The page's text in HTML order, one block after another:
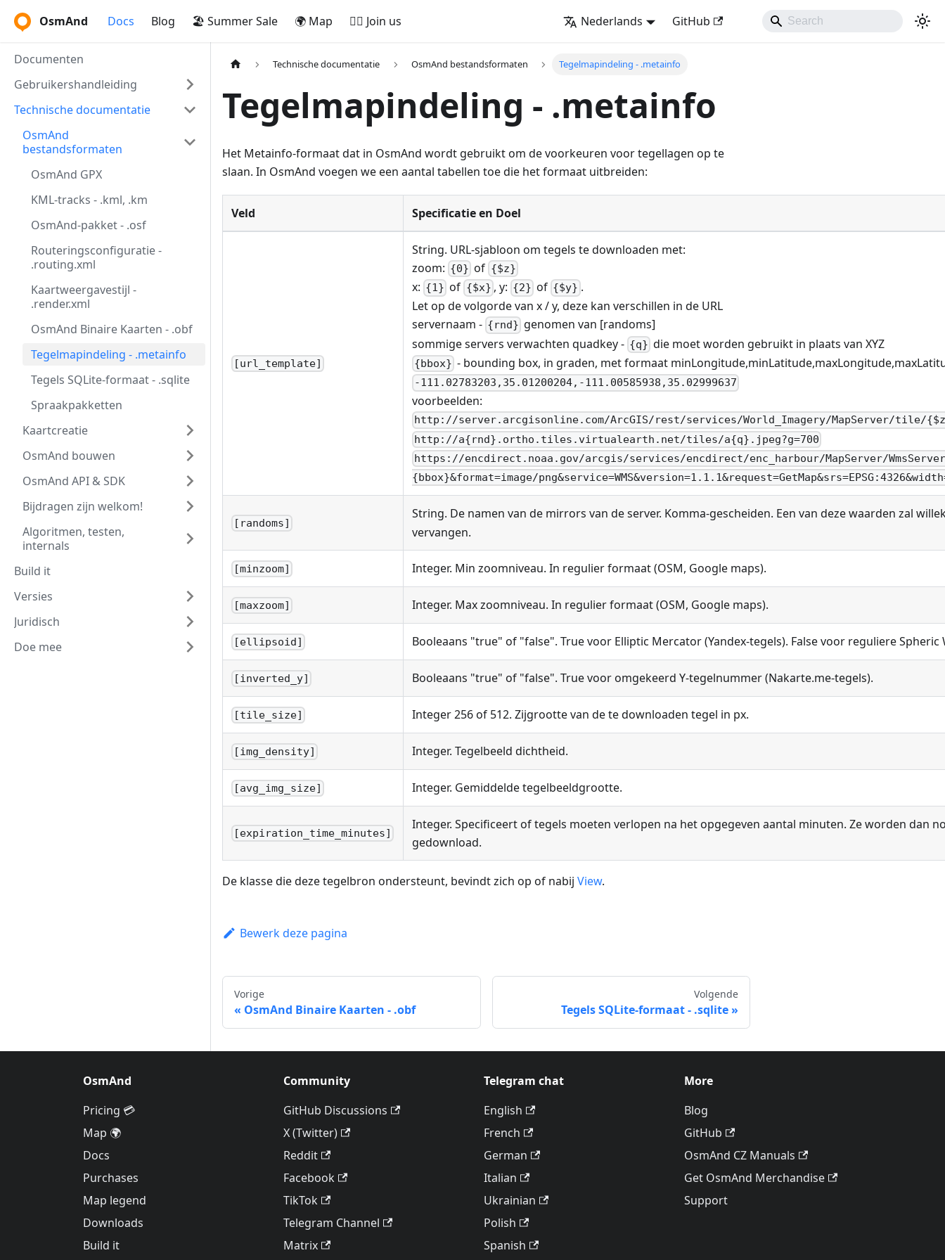
OsmAnd Docs Blog 🏖️ Summer Sale 🌍 Map 🚵‍♂️ Join us Nederlands GitHub
Documenten
Gebruikershandleiding
Technische documentatie
OsmAnd
bestandsformaten
OsmAnd GPX
KML-tracks - .kml, .km
OsmAnd-pakket - .osf
Routeringsconfiguratie -
.routing.xml
Kaartweergavestijl -
.render.xml
OsmAnd Binaire Kaarten - .obf
Tegelmapindeling - .metainfo
Tegels SQLite-formaat - .sqlite
Spraakpakketten
Kaartcreatie
OsmAnd bouwen
OsmAnd API & SDK
Bijdragen zijn welkom!
Algoritmen, testen,
internals
Build it
Versies
Juridisch
Doe mee
Technische documentatie OsmAnd bestandsformaten Tegelmapindeling - .metainfo
Tegelmapindeling - .metainfo
Het Metainfo-formaat dat in OsmAnd wordt gebruikt om de voorkeuren voor tegellagen op te
slaan. In OsmAnd voegen we een aantal tabellen toe die het formaat uitbreiden:
Veld Specificatie en Doel
[url_template]
String. URL-sjabloon om tegels te downloaden met:
zoom: {0} of {$z}
x: {1} of {$x} , y: {2} of {$y} .
Let op de volgorde van x / y, deze kan verschillen in de URL
servernaam - {rnd} genomen van [randoms]
sommige servers verwachten quadkey - {q} die moet worden gebruikt in plaats van XYZ
{bbox} - bounding box, in graden, met formaat
-111.02783203,35.01200204,-111.00585938,35.02999637
voorbeelden:
http://server.arcgisonline.com/ArcGIS/rest/services/World_Imagery/MapServer/tile/
http://a{rnd}.ortho.tiles.virtualearth.net/tiles/a{q}.jpeg?g=700
https://encdirect.noaa.gov/arcgis/services/encdirect/enc_harbour/MapServer/
{bbox}&format=image/
[randoms]
String. De namen van de mirrors van de server. Komma-gescheiden. Een van deze waarden zal
vervangen.
[minzoom] Integer. Min zoomniveau. In regulier formaat (OSM, Google maps).
[maxzoom] Integer. Max zoomniveau. In regulier formaat (OSM, Google maps).
[ellipsoid] Booleaans "true" of "false". True voor Elliptic Mercator (Yandex-tegels). False voor reguliere
[inverted_y] Booleaans "true" of "false". True voor omgekeerd Y-tegelnummer (Nakarte.me-tegels).
[tile_size] Integer 256 of 512. Zijgrootte van de te downloaden tegel in px.
[img_density] Integer. Tegelbeeld dichtheid.
[avg_img_size] Integer. Gemiddelde tegelbeeldgrootte.
[expiration_time_minutes]
Integer. Specificeert of tegels moeten verlopen na het opgegeven aantal minuten. Ze worden dan
gedownload.
De klasse die deze tegelbron ondersteunt, bevindt zich op of nabij View.
Bewerk deze pagina
Vorige
OsmAnd Binaire Kaarten - .obf
Volgende
Tegels SQLite-formaat - .sqlite
OsmAnd
Pricing 💳
Map 🌍
Docs
Purchases
Map legend
Downloads
Build it
Community
GitHub Discussions
X (Twitter)
Reddit
Facebook
TikTok
Telegram Channel
Matrix
Telegram chat
English
French
German
Italian
Ukrainian
Polish
Spanish
More
Blog
GitHub
OsmAnd CZ Manuals
Get OsmAnd Merchandise
Support